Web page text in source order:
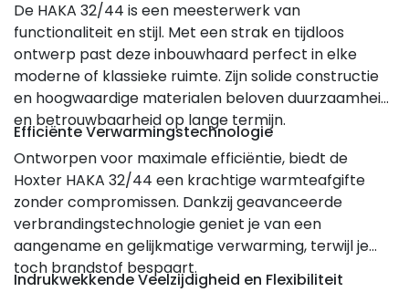
De HAKA 32/44 is een meesterwerk van
functionaliteit en stijl. Met een strak en tijdloos
ontwerp past deze inbouwhaard perfect in elke
moderne of klassieke ruimte. Zijn solide constructie
en hoogwaardige materialen beloven duurzaamheid
en betrouwbaarheid op lange termijn.
Efficiënte Verwarmingstechnologie
Ontworpen voor maximale efficiëntie, biedt de
Hoxter HAKA 32/44 een krachtige warmteafgifte
zonder compromissen. Dankzij geavanceerde
verbrandingstechnologie geniet je van een
aangename en gelijkmatige verwarming, terwijl je
toch brandstof bespaart.
Indrukwekkende Veelzijdigheid en Flexibiliteit